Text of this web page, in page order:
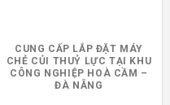
CUNG CẤP LẮP ĐẶT MÁY
CHẺ CỦI THUỶ LỰC TẠI KHU
CÔNG NGHIỆP HOÀ CẦM –
ĐÀ NẴNG